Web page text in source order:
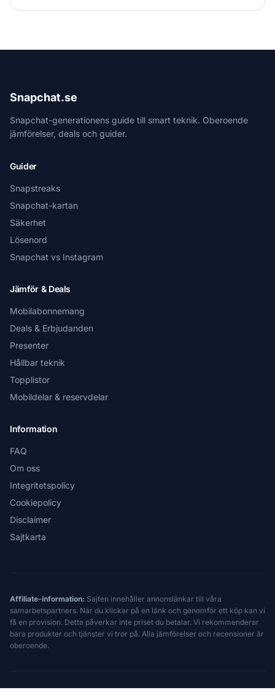
Snapchat.se
Snapchat-generationens guide till smart teknik. Oberoende
jämförelser, deals och guider.
Guider
Snapstreaks
Snapchat-kartan
Säkerhet
Lösenord
Snapchat vs Instagram
Jämför & Deals
Mobilabonnemang
Deals & Erbjudanden
Presenter
Hållbar teknik
Topplistor
Mobildelar & reservdelar
Information
FAQ
Om oss
Integritetspolicy
Cookiepolicy
Disclaimer
Sajtkarta
Affiliate-information: Sajten innehåller annonslänkar till våra
samarbetspartners. När du klickar på en länk och genomför ett köp kan vi
få en provision. Detta påverkar inte priset du betalar. Vi rekommenderar
bara produkter och tjänster vi tror på. Alla jämförelser och recensioner är
oberoende.